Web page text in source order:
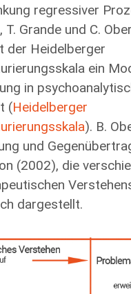
regressiver
T. Grande und C.
der Heidelberger
ein
in
(Heidelberger
). B.
und
(2002), die
dargestellt.